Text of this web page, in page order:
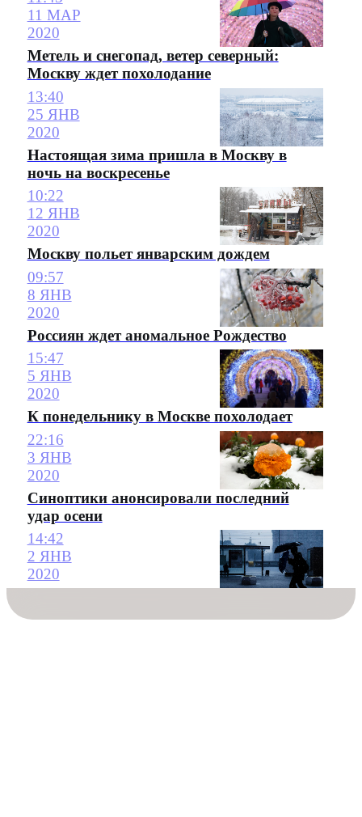
11 МАР
2020
Метель и снегопад, ветер северный:
Москву ждет похолодание
13:40
25 ЯНВ
2020
Настоящая зима пришла в Москву в
ночь на воскресенье
10:22
12 ЯНВ
2020
Москву польет январским дождем
09:57
8 ЯНВ
2020
Россиян ждет аномальное Рождество
15:47
5 ЯНВ
2020
К понедельнику в Москве похолодает
22:16
3 ЯНВ
2020
Синоптики анонсировали последний
удар осени
14:42
2 ЯНВ
2020